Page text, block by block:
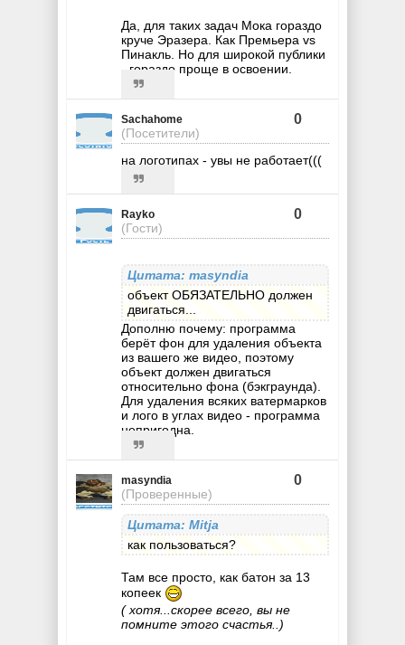
Да, для таких задач Мока гораздо
круче Эразера. Как Премьера vs
Пинакль. Но для широкой публики
- гораздо проще в освоении.
Sachahome
(Посетители)
0
на логотипах - увы не работает(((
Rayko
(Гости)
0
Цитата: masyndia
объект ОБЯЗАТЕЛЬНО должен
двигаться...
Дополню почему: программа
берёт фон для удаления объекта
из вашего же видео, поэтому
объект должен двигаться
относительно фона (бэкграунда).
Для удаления всяких ватермарков
и лого в углах видео - программа
непригодна.
masyndia
(Проверенные)
0
Цитата: Mitja
как пользоваться?
Там все просто, как батон за 13
копеек
( хотя...скорее всего, вы не
помните этого счастья..)